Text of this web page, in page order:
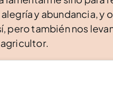
y abundancia, y
pero también nos